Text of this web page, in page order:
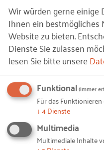
Jobfamilien
Hier beantworten Sie
die Frage:Reichen die
unseren prioritären
unserer Geschäftsziele
Dabei können Ihnen
helfen: Ist mit
Rationalisierungs-/
zu rechnen, so dass Sie
Wir würden gerne einige
Ihnen ein bestmögliches
Website zu bieten.
Dienste Sie zulassen
lesen Sie bitte unsere
Funktional(immer
Für das
↓ 4Dienste
Multimedia
Multimediale Inhalte